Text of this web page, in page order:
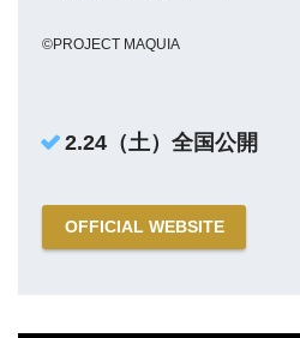
©PROJECT MAQUIA
2.24（土）全国公開
OFFICIAL WEBSITE